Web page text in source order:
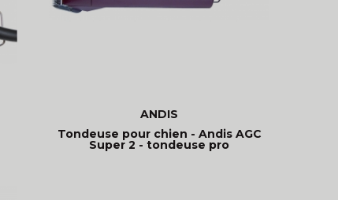
ANDIS
Tondeuse pour chien - Andis AGC
Super 2 - tondeuse pro